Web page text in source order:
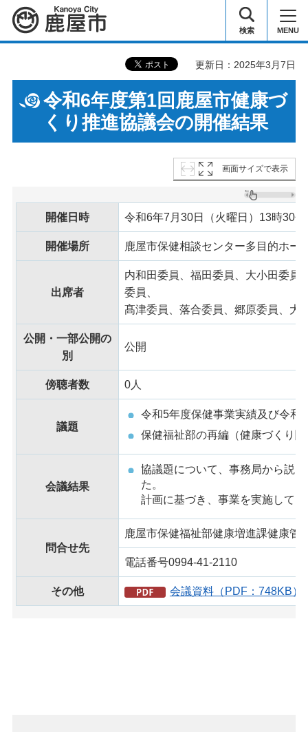
鹿屋市 検索 MENU
更新日：2025年3月7日
令和6年度第1回鹿屋市健康づ
くり推進協議会の開催結果
画面サイズで表示
開催日時 令和6年7月30日（火曜日）13時30
開催場所 鹿屋市保健相談センター多目的ホー
出席者
内和田委員、福田委員、大小田委員
委員、
髙津委員、落合委員、郷原委員、大
公開・一部公開の
別
公開
傍聴者数 0人
議題
令和5年度保健事業実績及び令和
保健福祉部の再編（健康づくり
会議結果
協議題について、事務局から説
た。
計画に基づき、事業を実施して
問合せ先
鹿屋市保健福祉部健康増進課健康管
電話番号0994-41-2110
その他 会議資料（PDF：748KB）